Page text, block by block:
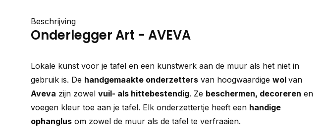
Beschrijving
Onderlegger Art - AVEVA
Lokale kunst voor je tafel en een kunstwerk aan de muur als het niet in
gebruik is. De handgemaakte onderzetters van hoogwaardige wol van
Aveva zijn zowel vuil- als hittebestendig. Ze beschermen, decoreren en
voegen kleur toe aan je tafel. Elk onderzettertje heeft een handige
ophanglus om zowel de muur als de tafel te verfraaien.